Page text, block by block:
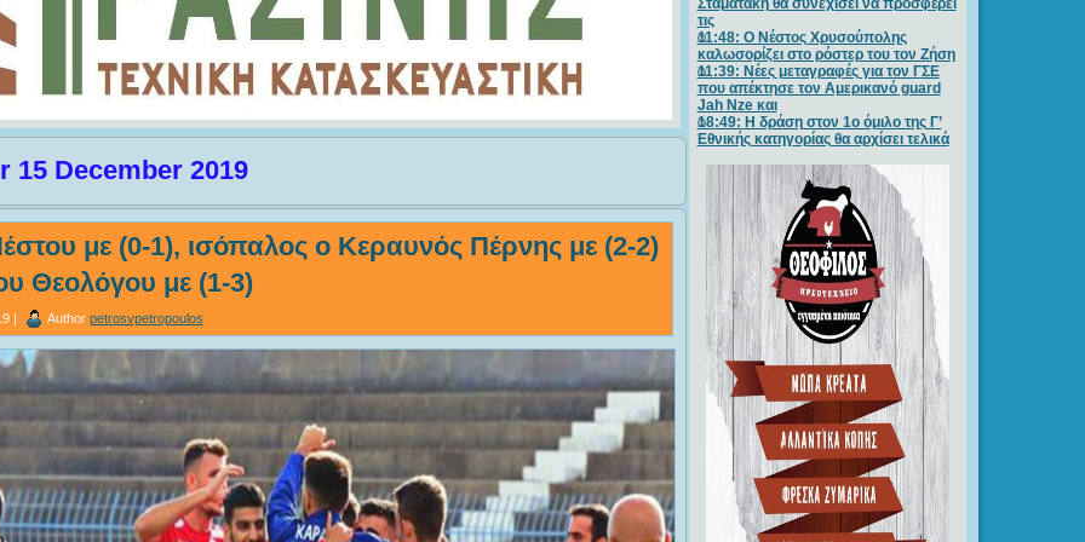
15 December 2019
με (0-1), ισόπαλος ο Κεραυνός Πέρνης με (2-2)
Θεολόγου με (1-3)
| Author petrosvpetropoulos
Σταματάκη θα συνεχίσει να προσφέρει
τις
11:48: Ο Νέστος Χρυσούπολης
καλωσορίζει στο ρόστερ του τον Ζήση
11:39: Νέες μεταγραφές για τον ΓΣE
που απέκτησε τον Αμερικανό guard
Jah Nze και
18:49: Η δράση στον 1ο όμιλο της Γ’
Εθνικής κατηγορίας θα αρχίσει τελικά